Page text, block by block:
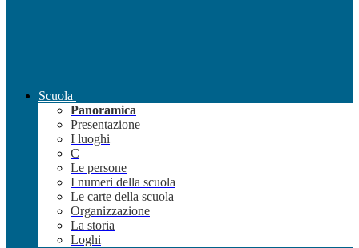
Scuola
Panoramica
Presentazione
I luoghi
C
Le persone
I numeri della scuola
Le carte della scuola
Organizzazione
La storia
Loghi